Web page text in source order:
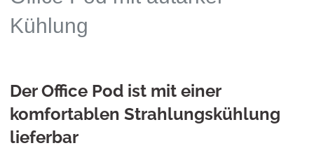
Kühlung
Der Office Pod ist mit einer
komfortablen Strahlungskühlung
lieferbar